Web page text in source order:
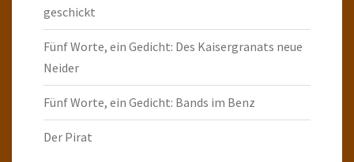
geschickt
Fünf Worte, ein Gedicht: Des Kaisergranats neue
Neider
Fünf Worte, ein Gedicht: Bands im Benz
Der Pirat